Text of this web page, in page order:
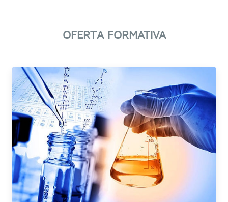
OFERTA FORMATIVA